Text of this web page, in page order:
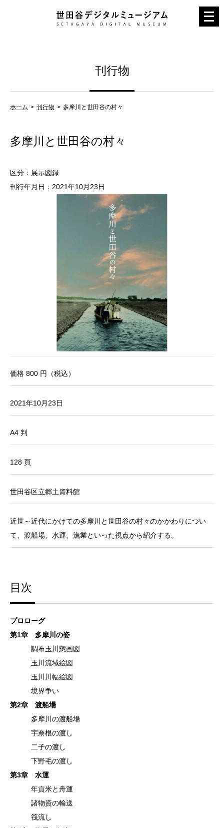
メ
ニ
刊行物
ホーム 刊行物 多摩川と世田谷の村々
多摩川と世田谷の村々
区分：展示図録
刊行年月日：2021年10月23日
価格 800 円（税込）
2021年10月23日
A4 判
128 頁
世田谷区立郷土資料館
近世～近代にかけての多摩川と世田谷の村々のかかわりについ
て、渡船場、水運、漁業といった視点から紹介する。
目次
プロローグ
第1章 多摩川の姿
調布玉川惣画図
玉川流域絵図
玉川川幅絵図
境界争い
第2章 渡船場
多摩川の渡船場
宇奈根の渡し
二子の渡し
下野毛の渡し
第3章 水運
年貢米と舟運
諸物資の輸送
筏流し